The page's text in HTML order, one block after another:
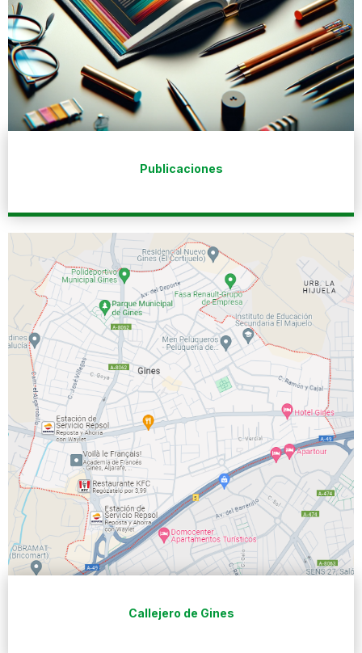
Publicaciones
Callejero de Gines